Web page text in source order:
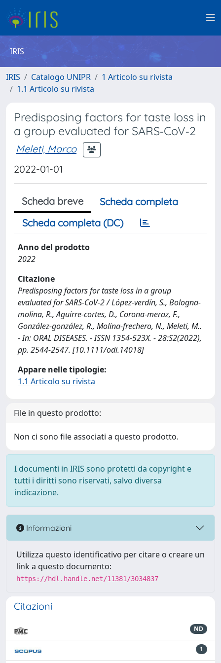
IRIS
IRIS Catalogo UNIPR
1 Articolo su rivista
1.1 Articolo su rivista
Predisposing factors for taste loss in
a group evaluated for SARS‐CoV‐2
Meleti, Marco
2022-01-01
Scheda breve
Scheda completa
Scheda completa (DC)
Anno del prodotto
2022
Citazione
Predisposing factors for taste loss in a group
evaluated for SARS‐CoV‐2 / López‐verdín, S., Bologna‐
molina, R., Aguirre‐cortes, D., Corona‐meraz, F.,
González‐gonzález, R., Molina‐frechero, N., Meleti, M..
- In: ORAL DISEASES. - ISSN 1354-523X. - 28:S2(2022),
pp. 2544-2547. [10.1111/odi.14018]
Appare nelle tipologie:
1.1 Articolo su rivista
File in questo prodotto:
Non ci sono file associati a questo prodotto.
I documenti in IRIS sono protetti da copyright e
tutti i diritti sono riservati, salvo diversa
indicazione.
Informazioni
Utilizza questo identificativo per citare o creare un
link a questo documento:
https://hdl.handle.net/11381/3034837
Citazioni
ND
1